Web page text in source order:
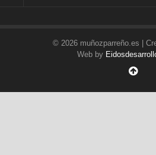
© 2026 muñozparreño.es |
Web by